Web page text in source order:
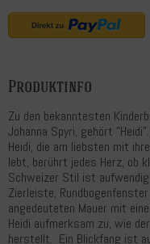
Produktinfo
Zu den bekanntesten
Johanna Spyri, gehört
Heidi, die am liebsten mit
lebt, berührt jedes Herz, ob
Schweizer Stil ist
Zierleiste,
angedeuteten Mauer mit
Heidi aufmerksam zu, wie
herstellt. Ein Blickfang ist